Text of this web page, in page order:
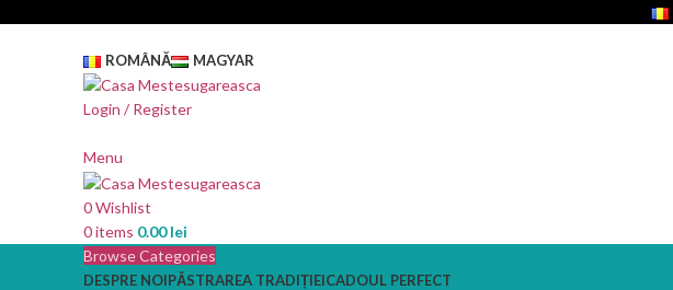
ROMÂNĂ MAGYAR
Login / Register
Menu
0Wishlist
0items 0.00lei
Browse Categories
DESPRE NOIPĂSTRAREA TRADIȚIEICADOUL PERFECT